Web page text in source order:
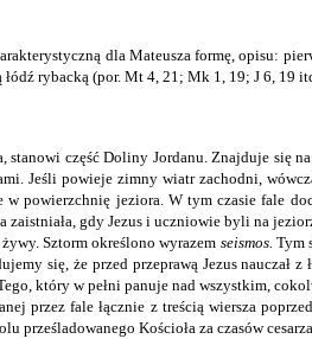
dla Mateusza formę, opisu:
rybacką (por. Mt 4, 21; Mk 1, 19; J 6, 19
stanowi część Doliny Jordanu. Znajduje się
Jeśli powieje zimny wiatr zachodni,
powierzchnię jeziora. W tym czasie fale
zaistniała, gdy Jezus i uczniowie byli na
Sztorm określono wyrazem seismos. Tym
się, że przed przeprawą Jezus
który w pełni panuje nad wszystkim,
przez fale łącznie z treścią wiersza
prześladowanego Kościoła za czasów